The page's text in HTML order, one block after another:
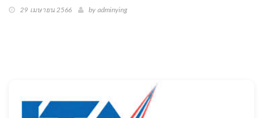
29 เมษายน 2566 by adminying